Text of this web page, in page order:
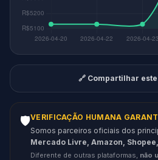
🔗 Compartilhar
🛡️VERIFICAÇÃO HUMANA
Somos parceiros oficiais dos
Mercado Livre, Amazon,
Diferente de outras plataformas, não